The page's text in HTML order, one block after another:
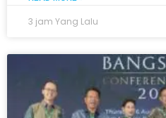
3 jam Yang Lalu